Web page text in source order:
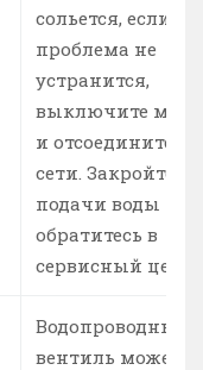
сольется, если
проблема не
устранится,
выключите
и отсоедините от
сети. Закройте
подачи воды и
обратитесь в
сервисный
Водопроводный
вентиль может